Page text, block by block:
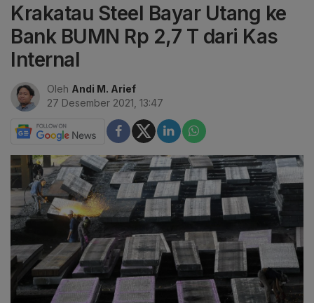
Krakatau Steel Bayar Utang ke
Bank BUMN Rp 2,7 T dari Kas
Internal
Oleh Andi M. Arief
27 Desember 2021, 13:47